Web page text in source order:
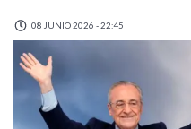
08 JUNIO 2026 - 22:45